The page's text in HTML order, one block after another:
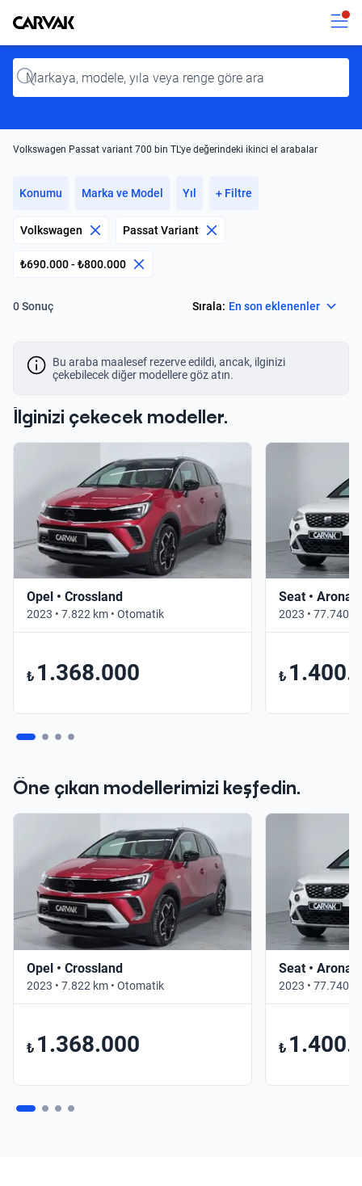
Kavak
Input
Volkswagen Passat variant 700 bin TL'ye değerindeki ikinci el arabalar
Konumu Marka ve Model Yıl + Filtre
Volkswagen Passat Variant
₺690.000 - ₺800.000
0 Sonuç Sırala: En son eklenenler
Bu araba maalesef rezerve edildi, ancak, ilginizi
çekebilecek diğer modellere göz atın.
İlginizi çekecek modeller.
Opel • Crossland
2023 • 7.822 km • Otomatik
₺ 1.368.000
Seat • Arona
2023 • 77.740
₺
Öne çıkan modellerimizi keşfedin.
Opel • Crossland
2023 • 7.822 km • Otomatik
₺ 1.368.000
Seat • Arona
2023 • 77.740
₺